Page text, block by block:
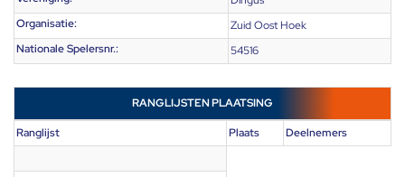
Organisatie:
Zuid Oost Hoek
Nationale Spelersnr.:
54516
RANGLIJSTEN PLAATSING
Ranglijst Plaats Deelnemers